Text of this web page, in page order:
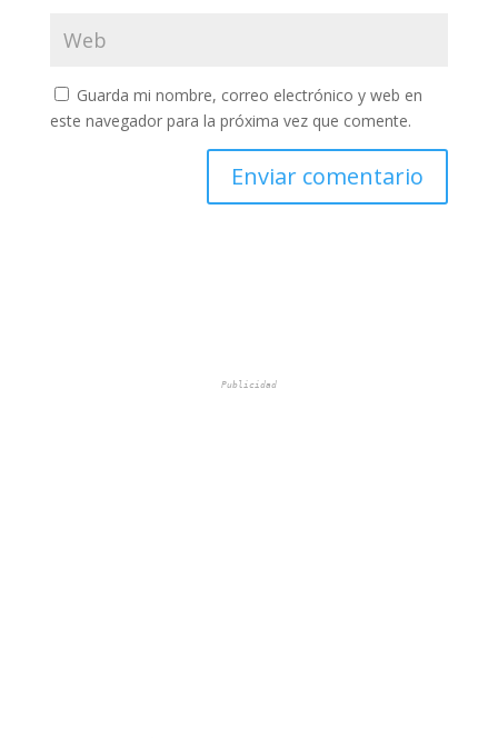
Guarda mi nombre, correo electrónico y web en
este navegador para la próxima vez que comente.
Publicidad